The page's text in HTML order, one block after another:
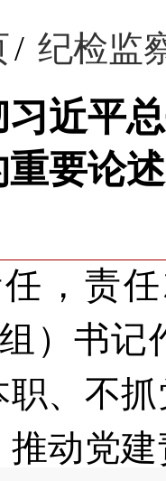
/ 纪检监
近平
要论
，责
）书记
职、不
推动党